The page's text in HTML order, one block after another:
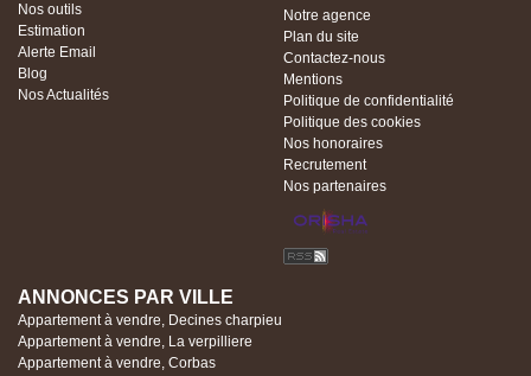
Nos outils
Estimation
Alerte Email
Blog
Nos Actualités
Notre agence
Plan du site
Contactez-nous
Mentions
Politique de confidentialité
Politique des cookies
Nos honoraires
Recrutement
Nos partenaires
ANNONCES PAR VILLE
Appartement à vendre, Decines charpieu
Appartement à vendre, La verpilliere
Appartement à vendre, Corbas